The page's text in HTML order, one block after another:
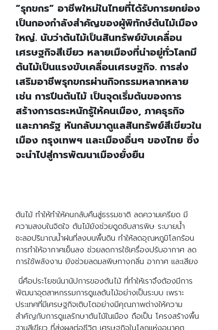
“รุกขกร” อาชีพใหม่ในไทยที่ได้รับการยกย่อง
เป็นกองกำลังสำคัญของผู้พิทักษ์ต้นไม้เมือง
ใหญ่. นับว่าต้นไม้เป็นสินทรัพย์ขับเคลื่อน
เศรษฐกิจสีเขียว หลายเมืองที่น่าอยู่ทั่วโลกมี
ต้นไม้เป็นแรงขับเคลื่อนเศรษฐกิจ. การส่ง
เสริมอาชีพรุกขกรผ่านกิจกรรมหลากหลาย
เช่น การปีนต้นไม้ เป็นจุดเริ่มต้นของการ
สร้างการตระหนักรู้ให้คนเมือง, ภาคธุรกิจ
และภาครัฐ หันกลับมาดูแลสินทรัพย์สีเขียวใน
เมือง กรุงเทพฯ และเมืองอื่นๆ ของไทย ซึ่ง
จะนำไปสู่การพัฒนาเมืองยั่งยืน
ต้นไม้ ทำให้ทำให้คนกลับคืนสู่ธรรมชาติ ลดความเครียด มี
ความสงบในจิตใจ ต้นไม้ยังช่วยดูดซับสารพิษ ระบายน้ำ
ชะลอปริมาณน้ำฝนที่ลงบนพื้นดิน ทำให้ลดอุณหภูมิโลกร้อน
การทำให้อากาศเย็นลง ช่วยลดการใช้เครื่องปรับอากาศ ลด
การใช้พลังงาน ยังช่วยลดมลพิษทางกลิ่น อากาศ และเสียง
นี่คือประโยชน์นานัปการของต้นไม้ ที่ทำให้เราจึงต้องมีการ
พัฒนาอุตสาหกรรมการดูแลต้นไม้อย่างเป็นระบบ เพราะ
ประเทศที่มีเศรษฐกิจเติบโตอย่างมีคุณภาพต่างให้ความ
สำคัญกับการดูแลรักษาต้นไม้ในเมือง ถือเป็น โครงสร้างพื้น